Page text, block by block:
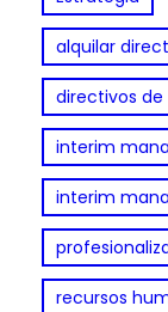
alquilar
directivos
interim
interim
recursos